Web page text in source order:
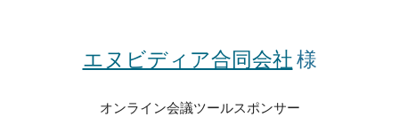
エヌビディア合同会社 様
オンライン会議ツールスポンサー